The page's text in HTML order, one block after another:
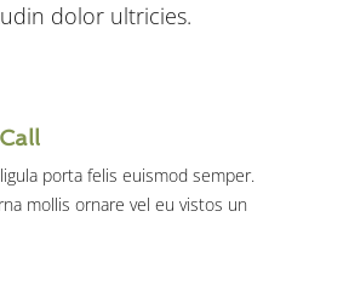
dolor ultricies.
porta felis euismod semper.
mollis ornare vel eu vistos un